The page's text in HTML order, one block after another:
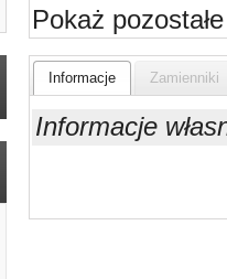
Pokaż pozostałe
Informacje Zamienniki
Informacje